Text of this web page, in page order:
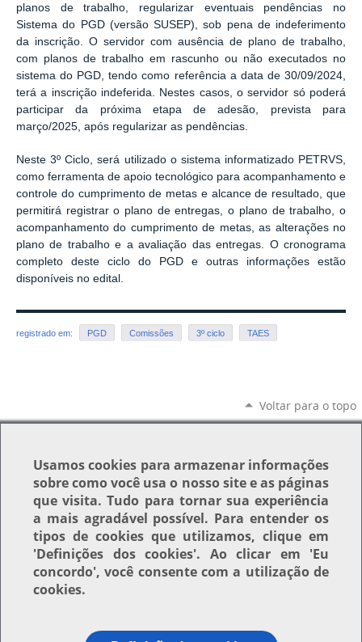
planos de trabalho, regularizar eventuais pendências no
Sistema do PGD (versão SUSEP), sob pena de indeferimento
da inscrição. O servidor com ausência de plano de trabalho,
com planos de trabalho em rascunho ou não executados no
sistema do PGD, tendo como referência a data de 30/09/2024,
terá a inscrição indeferida. Nestes casos, o servidor só poderá
participar da próxima etapa de adesão, prevista para
março/2025, após regularizar as pendências.
Neste 3º Ciclo, será utilizado o sistema informatizado PETRVS,
como ferramenta de apoio tecnológico para acompanhamento e
controle do cumprimento de metas e alcance de resultado, que
permitirá registrar o plano de entregas, o plano de trabalho, o
acompanhamento do cumprimento de metas, as alterações no
plano de trabalho e a avaliação das entregas. O cronograma
completo deste ciclo do PGD e outras informações estão
disponíveis no edital.
registrado em: PGD Comissões 3º ciclo TAES
Voltar para o topo
Usamoscookies para armazenar informações
sobre como você usa o nosso site e as páginas
que visita. Tudo para tornar sua experiência
a mais agradável possível. Para entender os
tipos de cookies que utilizamos, clique em
'Definições dos cookies'. Ao clicar em 'Eu
concordo', você consente com a utilização de
cookies.